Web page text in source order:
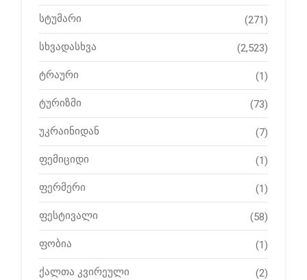
სტუმარი (271)
სხვადასხვა (2,523)
ტრაური (1)
ტურიზმი (73)
უკრაინიდან (7)
ფემიციდი (1)
ფერმერი (1)
ფესტივალი (58)
ფობია (1)
ქალთა კვირეული (2)